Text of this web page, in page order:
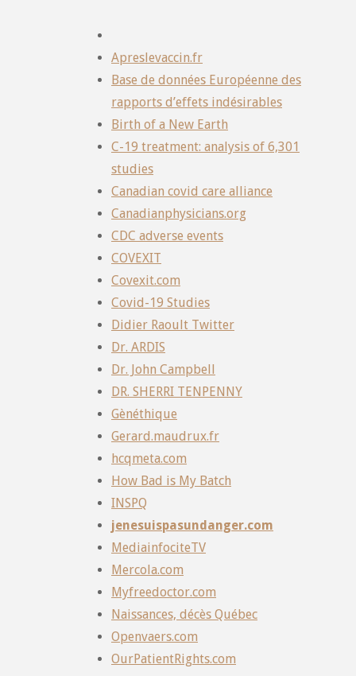
Apreslevaccin.fr
Base de données Européenne des
rapports d’effets indésirables
Birth of a New Earth
C-19 treatment: analysis of 6,301
studies
Canadian covid care alliance
Canadianphysicians.org
CDC adverse events
COVEXIT
Covexit.com
Covid-19 Studies
Didier Raoult Twitter
Dr. ARDIS
Dr. John Campbell
DR. SHERRI TENPENNY
Gènéthique
Gerard.maudrux.fr
hcqmeta.com
How Bad is My Batch
INSPQ
jenesuispasundanger.com
MediainfociteTV
Mercola.com
Myfreedoctor.com
Naissances, décès Québec
Openvaers.com
OurPatientRights.com